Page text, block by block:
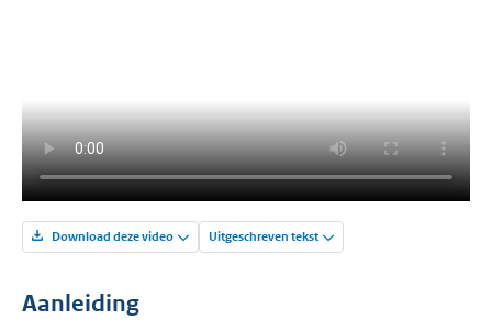
Download deze video Uitgeschreven tekst
Aanleiding